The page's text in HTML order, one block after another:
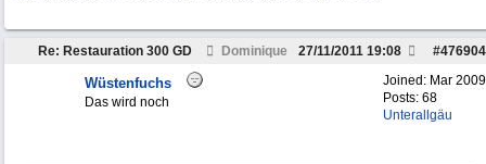
Re: Restauration 300 GD Dominique #476904
27/11/2011 19:08
Joined: Mar 2009
Posts: 68
Unterallgäu
Wüstenfuchs
Das wird noch